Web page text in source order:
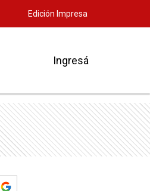
Edición Impresa
Ingresá